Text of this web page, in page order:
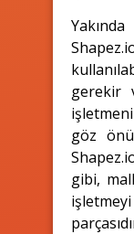
gerekir
göz
gibi,